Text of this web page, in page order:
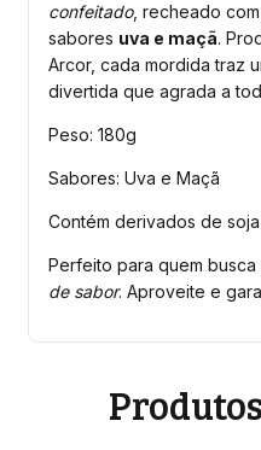
confeitado, recheado
sabores uva e maç.
Arcor, cada mordida traz
divertida que agrada a
Peso: 180g
Sabores: Uva e Maç
Contém derivados de
Perfeito para quem busca
de sabor. Aproveite e